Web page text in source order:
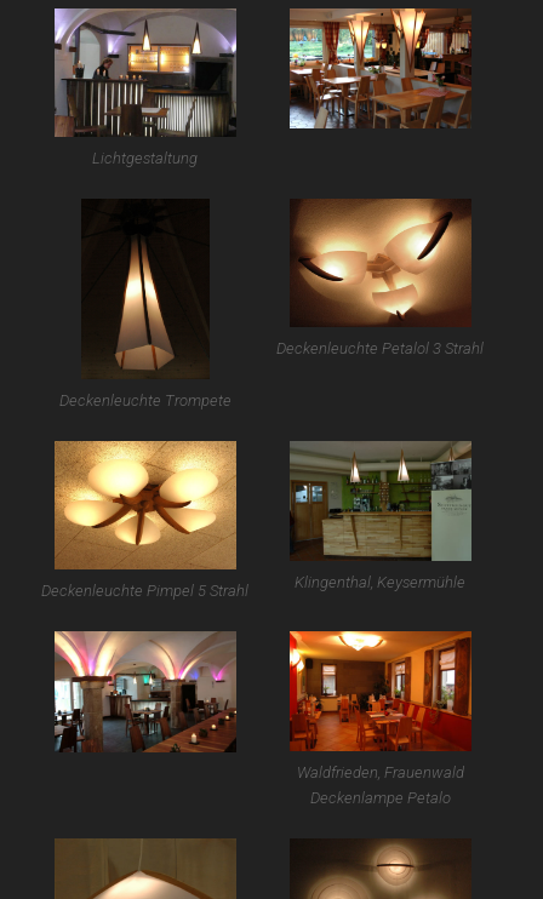
Lichtgestaltung
Deckenleuchte Trompete
Deckenleuchte Petalol 3 Strahl
Deckenleuchte Pimpel 5 Strahl Klingenthal, Keysermühle
Waldfrieden, Frauenwald
Deckenlampe Petalo